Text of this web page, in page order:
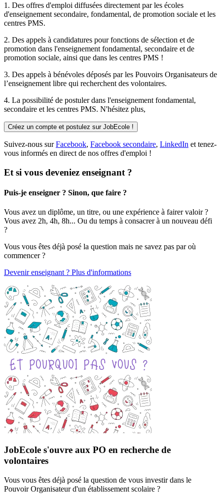
1. Des offres d'emploi diffusées directement par les écoles
d'enseignement secondaire, fondamental, de promotion sociale et les
centres PMS.
2. Des appels à candidatures pour fonctions de sélection et de
promotion dans l'enseignement fondamental, secondaire et de
promotion sociale, ainsi que dans les centres PMS !
3. Des appels à bénévoles déposés par les Pouvoirs Organisateurs de
l’enseignement libre qui recherchent des volontaires.
4. La possibilité de postulerdans l'enseignement fondamental,
secondaire et les centres PMS. N'hésitez plus,
Créez un compte et postulez sur JobEcole !
Suivez-nous surFacebook, Facebook secondaire, LinkedIn et tenez-
vous informés en direct de nos offres d'emploi !
Et si vous deveniez enseignant ?
Puis-je enseigner ? Sinon, que faire ?
Vous avez un diplôme, un titre, ou une expérience à fairer valoir ?
Vous avez 2h, 4h, 8h... Ou du temps à consacrer à un nouveau défi
?
Vous vous êtes déjà posé la question mais ne savez pas par où
commencer ?
Devenir enseignant ? Plus d'informations
JobEcole s'ouvre aux PO en recherche de
volontaires
Vous vous êtes déjà posé la question de vous investir dans le
Pouvoir Organisateur d'un établissement scolaire ?